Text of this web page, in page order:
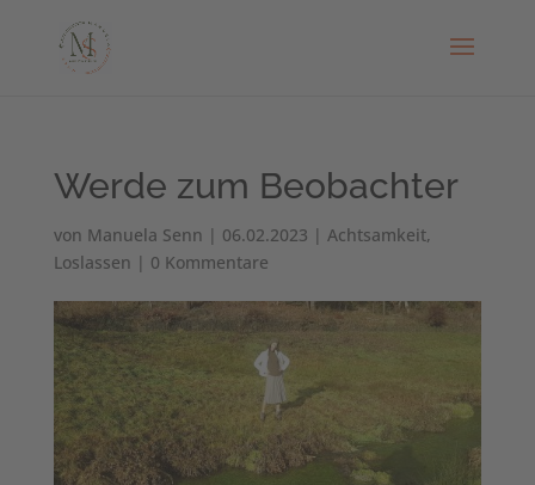
Werde zum Beobachter
von Manuela Senn | 06.02.2023 | Achtsamkeit,
Loslassen | 0 Kommentare